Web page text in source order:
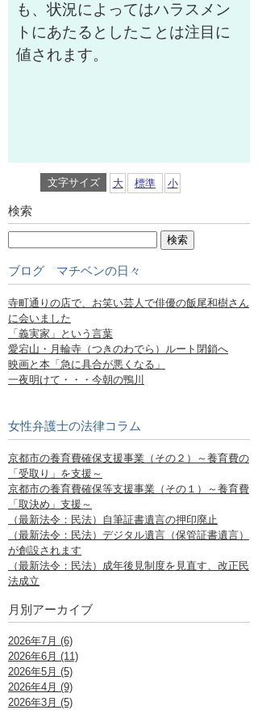
も、状況によってはハラスメン
トにあたるとしたことは注目に
値されます。
文字サイズ 大 標準 小
検索
ブログ マチベンの日々
寺町通りの店で、お笑い芸人で俳優の飯尾和樹さん
に会いました
「義実家」という言葉
愛宕山・月輪寺（つきのわでら）ルート閉鎖へ
映画と本「急に具合が悪くなる」
一夜明けて・・・今朝の鴨川
女性弁護士の法律コラム
京都市の養育費確保支援事業（その２）～養育費の
「受取り」を支援～
京都市の養育費確保等支援事業（その１）～養育費
「取決め」支援～
（最新法令：民法）自筆証書遺言の押印廃止
（最新法令：民法）デジタル遺言（保管証書遺言）
が創設されます
（最新法令：民法）成年後見制度を見直す、改正民
法成立
月別アーカイブ
2026年7月 (6)
2026年6月 (11)
2026年5月 (5)
2026年4月 (9)
2026年3月 (5)